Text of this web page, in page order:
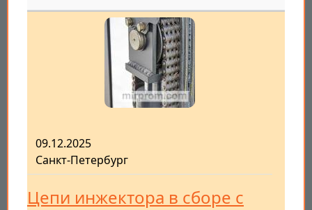
09.12.2025
Санкт-Петербург
Цепи инжектора в сборе с